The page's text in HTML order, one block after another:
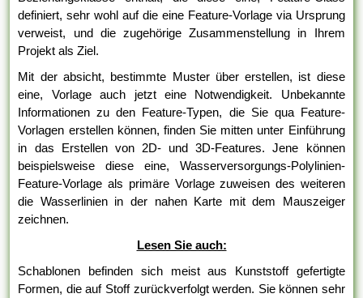
definiert, sehr wohl auf die eine Feature-Vorlage via Ursprung
verweist, und die zugehörige Zusammenstellung in Ihrem
Projekt als Ziel.
Mit der absicht, bestimmte Muster über erstellen, ist diese
eine, Vorlage auch jetzt eine Notwendigkeit. Unbekannte
Informationen zu den Feature-Typen, die Sie qua Feature-
Vorlagen erstellen können, finden Sie mitten unter Einführung
in das Erstellen von 2D- und 3D-Features. Jene können
beispielsweise diese eine, Wasserversorgungs-Polylinien-
Feature-Vorlage als primäre Vorlage zuweisen des weiteren
die Wasserlinien in der nahen Karte mit dem Mauszeiger
zeichnen.
Lesen Sie auch:
Schablonen befinden sich meist aus Kunststoff gefertigte
Formen, die auf Stoff zurückverfolgt werden. Sie können sehr